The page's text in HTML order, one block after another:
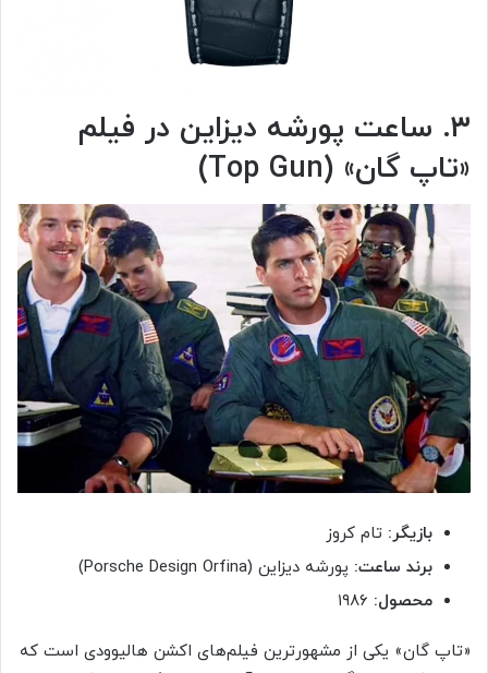
۳. ساعت پورشه‌ دیزاین در فیلم
«تاپ گان» (Top Gun)
بازیگر: تام کروز
برند ساعت: پورشه دیزاین (Porsche Design Orfina)
محصول:
«تاپ گان» یکی از مشهورترین فیلم‌های اکشن هالیوودی است که